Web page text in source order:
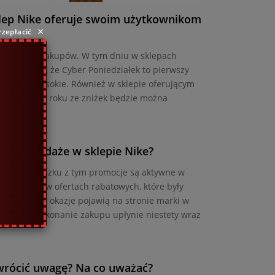
Nike oferuje swoim użytkownikom
świętem zakupów. W tym dniu w sklepach
wiedzieć, że Cyber Poniedziałek to pierwszy
wysokie. Również w sklepie oferującym
W tym roku ze zniżek będzie można
wyprzedaże w sklepie Nike?
w związku z tym promocje są aktywne w
też w ofertach rabatowych, które były
że okazje pojawią na stronie marki w
na dokonanie zakupu upłynie niestety wraz
uwagę? Na co uważać?
×